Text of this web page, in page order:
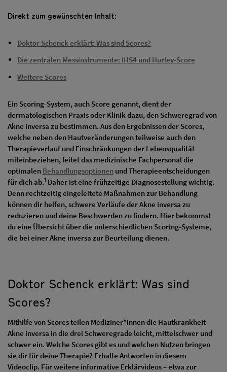
Direkt zum gewünschten Inhalt:
Doktor Schenck erklärt: Was sind Scores?
Die zentralen Messinstrumente: IHS4 und Hurley-Score
Weitere Scores
Ein Scoring-System, auch Score genannt, dient der
dermatologischen Praxis oder Klinik dazu, den Schweregrad von
Akne inversa zu bestimmen. Aus den Ergebnissen der Scores,
welche neben den Hautveränderungen teilweise auch den
Therapieverlauf und Einschränkungen der Lebensqualität
miteinbeziehen, leitet das medizinische Fachpersonal die
optimalen Behandlungsoptionen und Therapieentscheidungen
für dich ab.1 Daher ist eine frühzeitige Diagnosestellung wichtig.
Denn rechtzeitig eingeleitete Maßnahmen zur Behandlung
können dir helfen, schwere Verläufe der Akne inversa zu
reduzieren und deine Beschwerden zu lindern. Hier bekommst
du eine Übersicht über die unterschiedlichen Scoring-Systeme,
die bei einer Akne inversa zur Beurteilung dienen.
Doktor Schenck erklärt: Was sind
Scores?
Mithilfe von Scores teilen Mediziner*innen die Hautkrankheit
Akne inversa in die drei Schweregrade leicht, mittelschwer und
schwer ein. Welche Scores gibt es und welchen Nutzen bringen
sie dir für deine Therapie? Erhalte Antworten in diesem
Videoclip. Für weitere informative Erklärvideos – etwa zur